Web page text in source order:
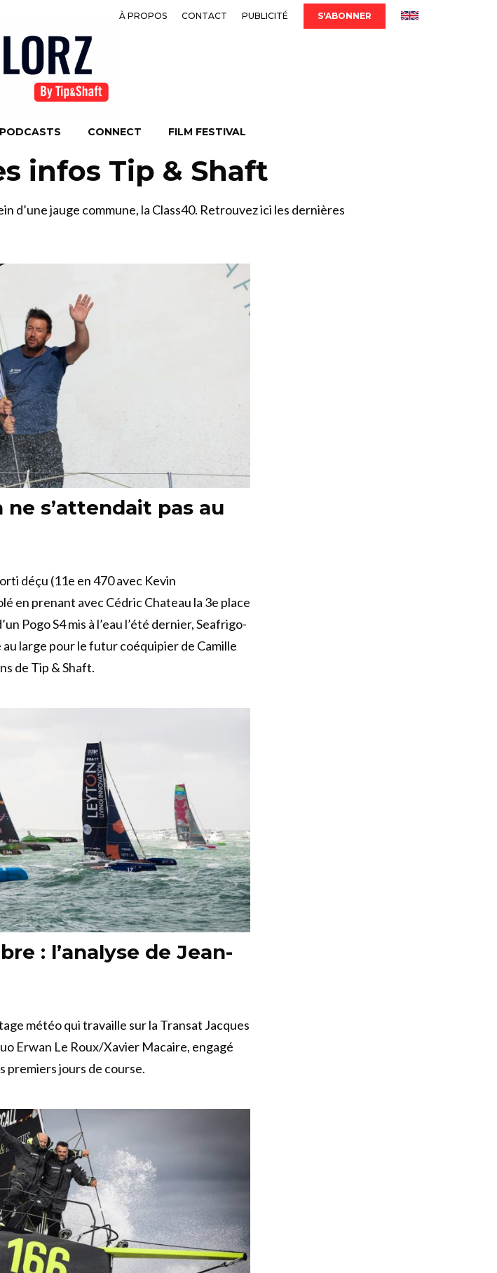
À PROPOS CONTACT PUBLICITÉ S'ABONNER
PODCASTS CONNECT FILM FESTIVAL
infos Tip & Shaft
d’une jauge commune, la Class40. Retrouvez ici les dernières
ne s’attendait pas au
déçu (11e en 470 avec Kevin
en prenant avec Cédric Chateau la 3e place
Pogo S4 mis à l’eau l’été dernier, Seafrigo-
large pour le futur coéquipier de Camille
de Tip & Shaft.
: l’analyse de Jean-
météo qui travaille sur la Transat Jacques
Erwan Le Roux/Xavier Macaire, engagé
premiers jours de course.